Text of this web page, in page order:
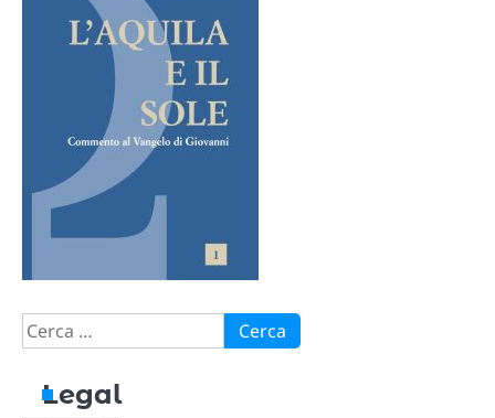
Ricerca
per:
Legal